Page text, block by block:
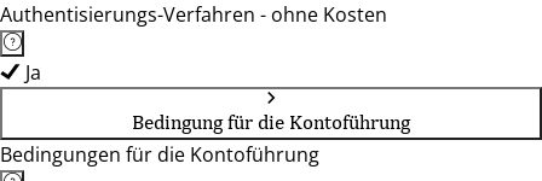
Authentisierungs-Verfahren - ohne Kosten
Ja
Bedingung für die Kontoführung
Bedingungen für die Kontoführung